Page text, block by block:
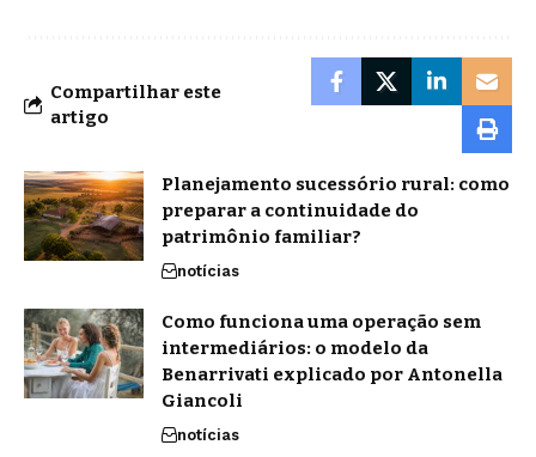
Compartilhar este
artigo
Planejamento sucessório rural: como
preparar a continuidade do
patrimônio familiar?
notícias
Como funciona uma operação sem
intermediários: o modelo da
Benarrivati explicado por Antonella
Giancoli
notícias